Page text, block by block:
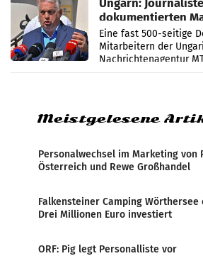
Ungarn:
dokumentierten
Zensur
Eine fast 500-seitige
Mitarbeitern der
Nachrichtenagentur
systematische
Meistgelesene
Personalwechsel im Marketing von
Österreich und Rewe Großhandel
Falkensteiner Camping
Drei Millionen Euro investiert
ORF: Pig legt Personalliste vor